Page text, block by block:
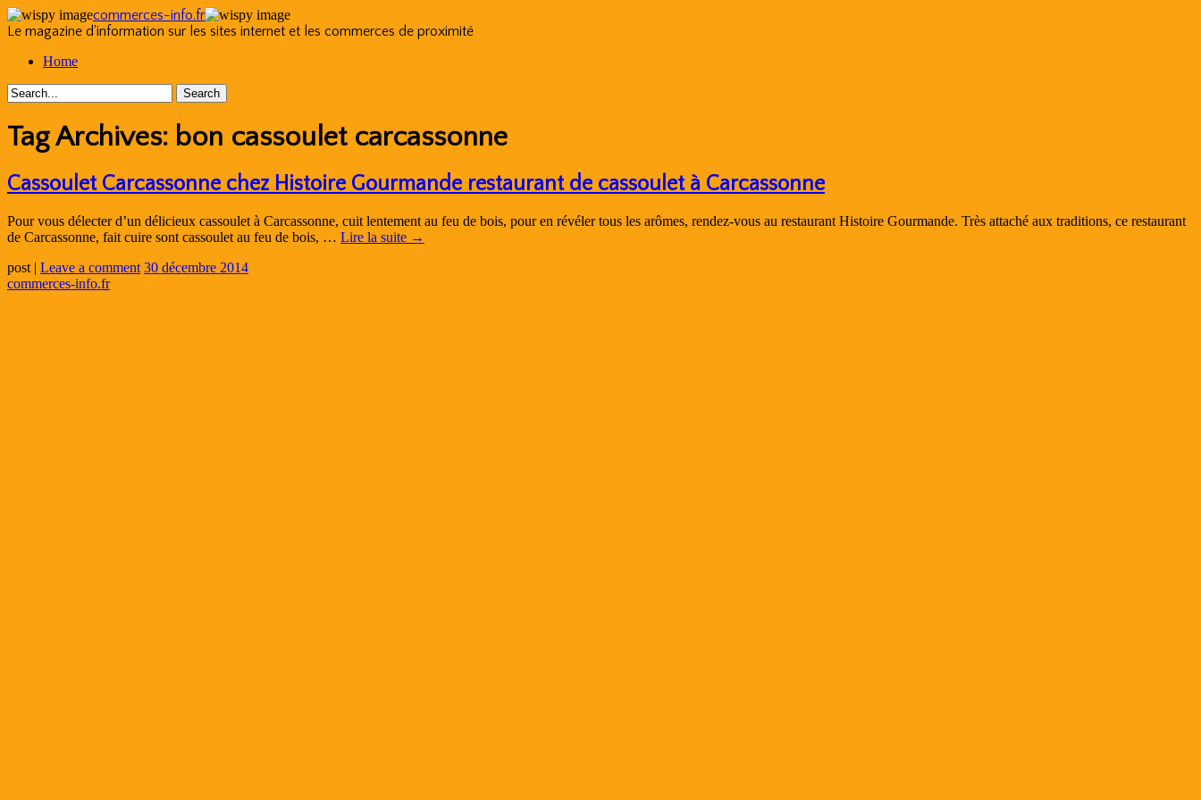
commerces-info.fr
Le magazine d'information sur les sites internet et les commerces de proximité
Skip
content
Home
Tag Archives: bon cassoulet carcassonne
Cassoulet Carcassonne chez Histoire Gourmande restaurant de cassoulet à Carcassonne
Pour vous délecter d’un délicieux cassoulet à Carcassonne, cuit lentement au feu de bois, pour en révéler tous les arômes, rendez-vous au restaurant Histoire Gourmande. Très attaché aux traditions, ce restaurant
de Carcassonne, fait cuire sont cassoulet au feu de bois, … Lire la suite →
post | Leave a comment 30 décembre 2014
commerces-info.fr